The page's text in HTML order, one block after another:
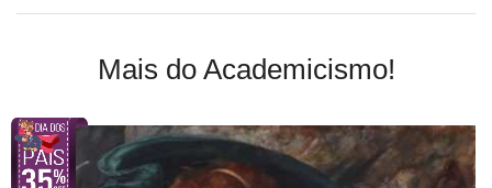
Mais do Academicismo!